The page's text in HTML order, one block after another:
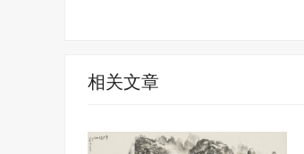
相关文章